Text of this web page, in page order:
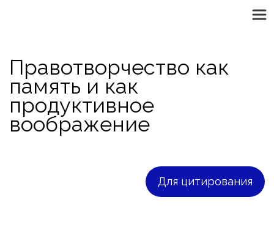
Правотворчество как
память и как
продуктивное
воображение
Для цитирования